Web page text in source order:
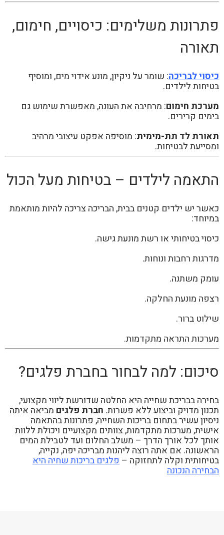
פתרונות משלימים: כיסויים, חימום,
תאורה
כיסוי לבריכה: שומר על ניקיון, מונע אידוי מים, ומוסיף
בטיחות לילדים.
מערכת חימום: מרחיבה את העונה, מאפשרת שימוש גם
בימים קרירים.
תאורת לד תת-מימית: מוסיפה אפקט עיצובי מרהיב
ומסייעת לבטיחות.
התאמה לילדים – בטיחות מעל הכול
כאשר יש ילדים קטנים בבית, הבריכה צריכה להיות מותאמת
במיוחד:
כיסוי בטיחותי או רשת מונעת גישה.
מדרגות רחבות ונוחות.
עומק משתנה.
רצפה מונעת החלקה.
שילוט ברור.
מערכות התראה מתקדמות.
סיכום: למה לבחור בחברת פלגים?
בחירה בבריכת שחייה היא החלטה שדורשת ליווי מקצועי,
תכנון מדויק וביצוע ללא פשרות. חברת פלגים מביאה איתה
ניסיון עשיר בתחום בריכות השחייה, פתרונות בהתאמה
אישית, מערכות מתקדמות, צוותים מקצועיים ויכולת ללוות
אותך לכל אורך הדרך – משלב החלום ועד לטבילת המים
הראשונה. אם אתה רוצה ליהנות מבריכה יפה, נקייה,
בטיחותית וקלה לתחזוקה –פלגים בריכות שחיה היא
הבחירה הנכונה